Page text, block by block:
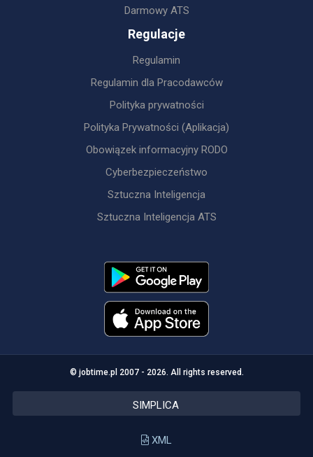
Darmowy ATS
Regulacje
Regulamin
Regulamin dla Pracodawców
Polityka prywatności
Polityka Prywatności (Aplikacja)
Obowiązek informacyjny RODO
Cyberbezpieczeństwo
Sztuczna Inteligencja
Sztuczna Inteligencja ATS
© jobtime.pl 2007 - 2026. All rights reserved.
SIMPLICA
XML